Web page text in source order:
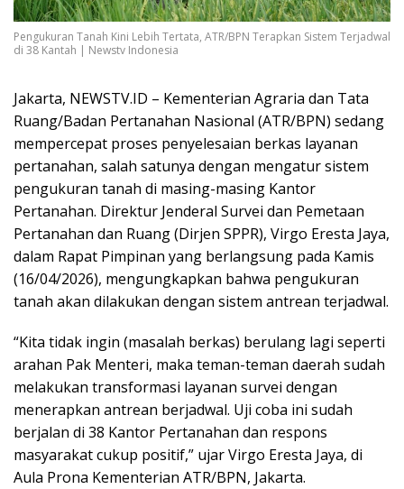
Pengukuran Tanah Kini Lebih Tertata, ATR/BPN Terapkan Sistem Terjadwal
di 38 Kantah | Newstv Indonesia
Jakarta, NEWSTV.ID – Kementerian Agraria dan Tata
Ruang/Badan Pertanahan Nasional (ATR/BPN) sedang
mempercepat proses penyelesaian berkas layanan
pertanahan, salah satunya dengan mengatur sistem
pengukuran tanah di masing-masing Kantor
Pertanahan. Direktur Jenderal Survei dan Pemetaan
Pertanahan dan Ruang (Dirjen SPPR), Virgo Eresta Jaya,
dalam Rapat Pimpinan yang berlangsung pada Kamis
(16/04/2026), mengungkapkan bahwa pengukuran
tanah akan dilakukan dengan sistem antrean terjadwal.
“Kita tidak ingin (masalah berkas) berulang lagi seperti
arahan Pak Menteri, maka teman-teman daerah sudah
melakukan transformasi layanan survei dengan
menerapkan antrean berjadwal. Uji coba ini sudah
berjalan di 38 Kantor Pertanahan dan respons
masyarakat cukup positif,” ujar Virgo Eresta Jaya, di
Aula Prona Kementerian ATR/BPN, Jakarta.